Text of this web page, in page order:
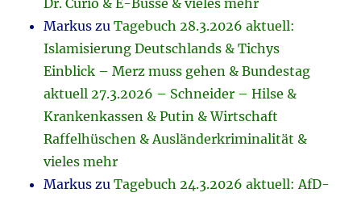
Markus zuTagebuch 28.3.2026 aktuell:
Islamisierung Deutschlands & Tichys
Einblick – Merz muss gehen & Bundestag
aktuell 27.3.2026 – Schneider – Hilse &
Krankenkassen & Putin & Wirtschaft
Raffelhüschen & Ausländerkriminalität &
vieles mehr
Markus zuTagebuch 24.3.2026 aktuell: AfD-